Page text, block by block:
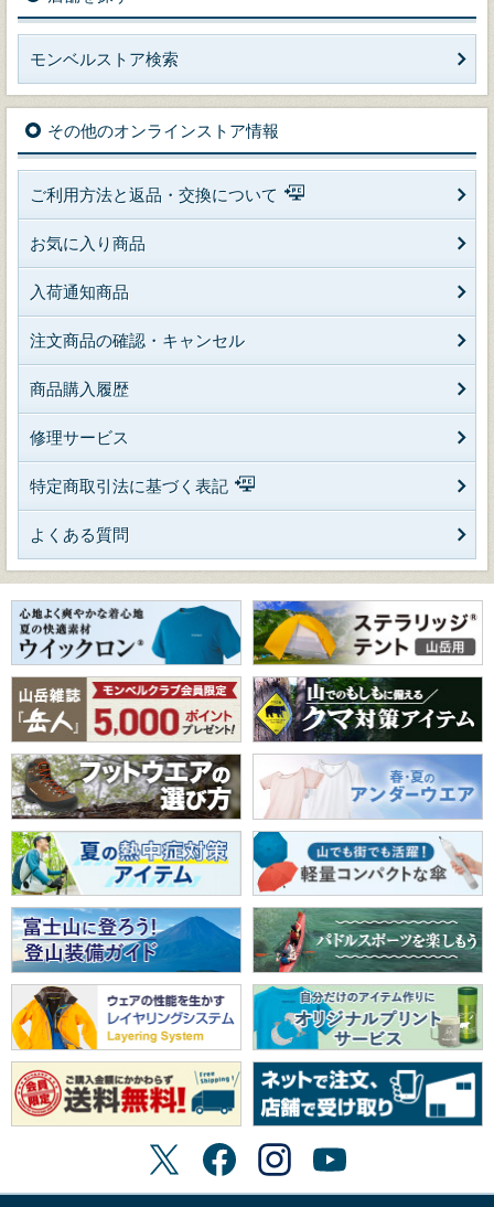
モンベルストア検索
その他のオンラインストア情報
ご利用方法と返品・交換について
お気に入り商品
入荷通知商品
注文商品の確認・キャンセル
商品購入履歴
修理サービス
特定商取引法に基づく表記
よくある質問